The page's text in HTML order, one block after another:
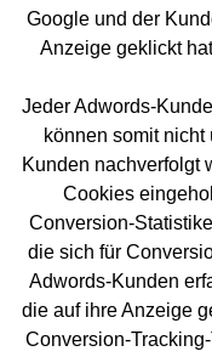
Google und der
Anzeige geklickt
Jeder Adwords-
können somit
Kunden nachverfolgt
Cookies
Conversion-
die sich für
Adwords-Kunden
die auf ihre Anzeige
Conversion-